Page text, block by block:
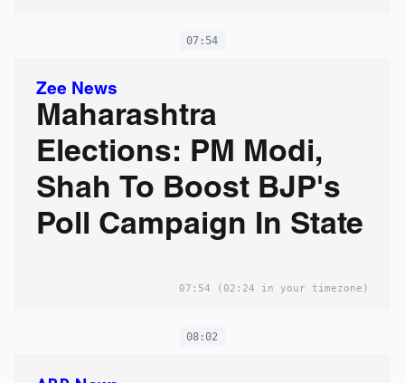
07:54
Zee News
Maharashtra
Elections: PM Modi,
Shah To Boost BJP's
Poll Campaign In State
07:54 (02:24 in your timezone)
08:02